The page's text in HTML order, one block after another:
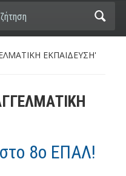
ΕΚΠΑΙΔΕΥΣΗ'
8ο ΕΠΑΛ!